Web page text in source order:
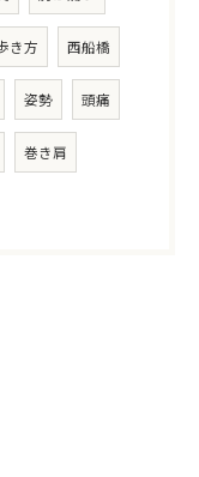
き方 西船橋
姿勢 頭痛
巻き肩